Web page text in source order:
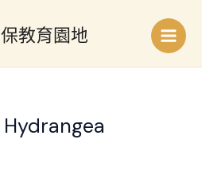
教育園地
Main